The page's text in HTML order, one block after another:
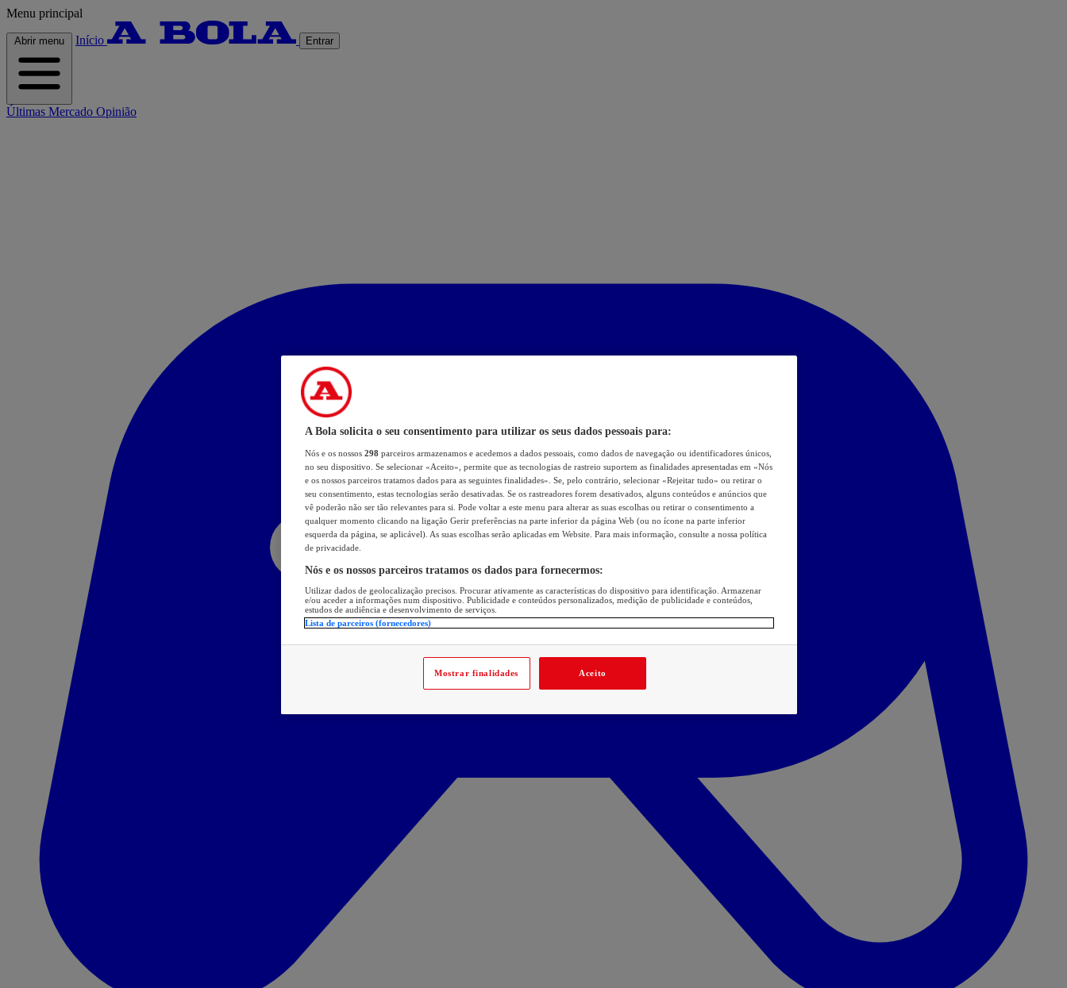
Menu principal
Abrir menu Início Entrar
Últimas Mercado Opinião
A Bola solicita o seu consentimento para utilizar os seus dados pessoais para:
Nós e os nossos 298 parceiros armazenamos e acedemos a dados pessoais, como dados de navegação ou identificadores únicos,
no seu dispositivo. Se selecionar «Aceito», permite que as tecnologias de rastreio suportem as finalidades apresentadas em «Nós
e os nossos parceiros tratamos dados para as seguintes finalidades». Se, pelo contrário, selecionar «Rejeitar tudo» ou retirar o
seu consentimento, estas tecnologias serão desativadas. Se os rastreadores forem desativados, alguns conteúdos e anúncios que
vê poderão não ser tão relevantes para si. Pode voltar a este menu para alterar as suas escolhas ou retirar o consentimento a
qualquer momento clicando na ligação Gerir preferências na parte inferior da página Web (ou no ícone na parte inferior
esquerda da página, se aplicável). As suas escolhas serão aplicadas em Website. Para mais informação, consulte a nossa política
de privacidade.
Nós e os nossos parceiros tratamos os dados para fornecermos:
Utilizar dados de geolocalização precisos. Procurar ativamente as características do dispositivo para identificação. Armazenar
e/ou aceder a informações num dispositivo. Publicidade e conteúdos personalizados, medição de publicidade e conteúdos,
estudos de audiência e desenvolvimento de serviços.
Lista de parceiros (fornecedores)
Mostrar finalidades Aceito